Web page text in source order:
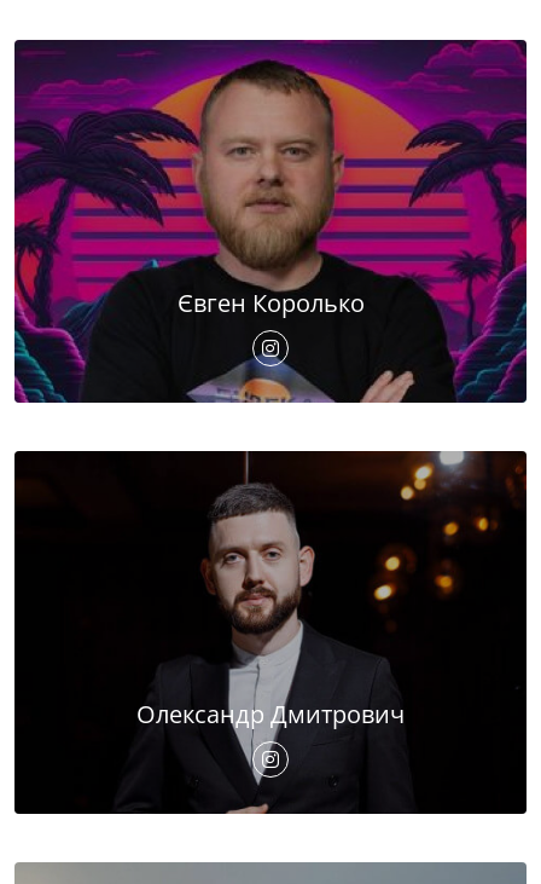
Євген Королько
Олександр Дмитрович